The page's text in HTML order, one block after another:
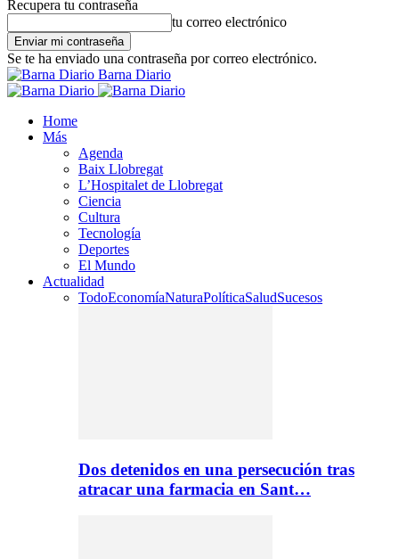
Recupera tu contraseña
tu correo electrónico
Se te ha enviado una contraseña por correo electrónico.
Barna Diario
Home
Más
Agenda
Baix Llobregat
L’Hospitalet de Llobregat
Ciencia
Cultura
Tecnología
Deportes
El Mundo
Actualidad
TodoEconomíaNaturaPolíticaSaludSucesos
Dos detenidos en una persecución tras
atracar una farmacia en Sant…